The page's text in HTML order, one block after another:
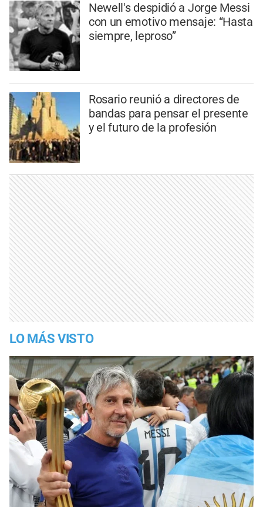
Newell's despidió a Jorge Messi
con un emotivo mensaje: “Hasta
siempre, leproso”
Rosario reunió a directores de
bandas para pensar el presente
y el futuro de la profesión
LO MÁS VISTO